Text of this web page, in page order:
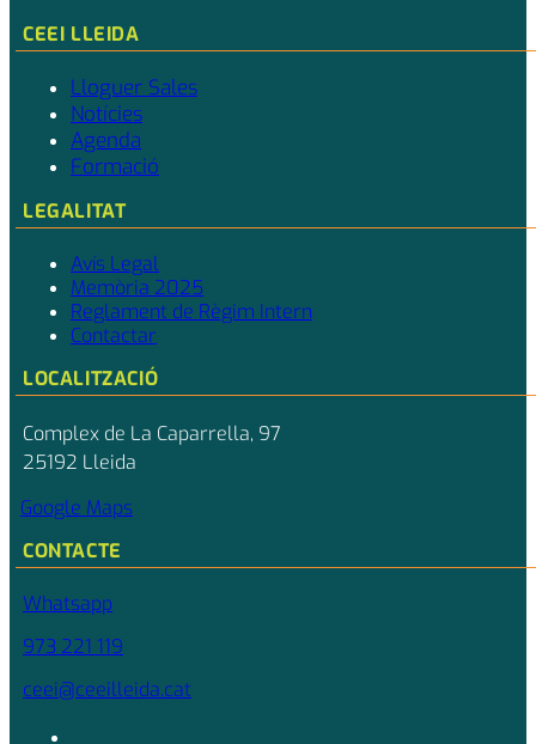
CEEI LLEIDA
Lloguer Sales
Notícies
Agenda
Formació
LEGALITAT
Avís Legal
Memòria 2025
Reglament de Règim Intern
Contactar
LOCALITZACIÓ
Complex de La Caparrella, 97
25192 Lleida
Google Maps
CONTACTE
Whatsapp
973 221 119
ceei@ceeilleida.cat